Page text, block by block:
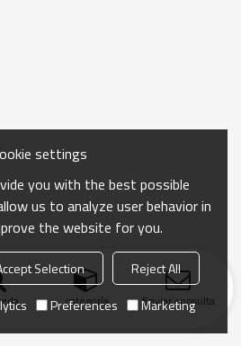
categoría Enviar consulta
settings
you with the best possible
us to analyze user behavior in
the website for you.
Selection
Reject All
Preferences Marketing